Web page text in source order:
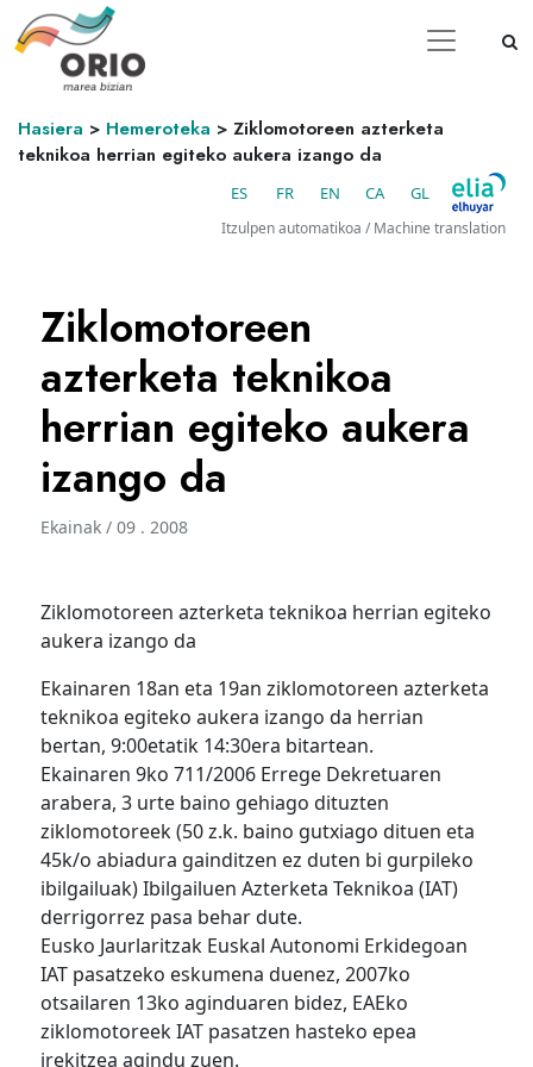
Hasiera > Hemeroteka > Ziklomotoreen azterketa
teknikoa herrian egiteko aukera izango da
ES FR EN CA GL
Itzulpen automatikoa / Machine translation
Ziklomotoreen
azterketa teknikoa
herrian egiteko aukera
izango da
Ekainak / 09 . 2008
Ziklomotoreen azterketa teknikoa herrian egiteko
aukera izango da
Ekainaren 18an eta 19an ziklomotoreen azterketa
teknikoa egiteko aukera izango da herrian
bertan, 9:00etatik 14:30era bitartean.
Ekainaren 9ko 711/2006 Errege Dekretuaren
arabera, 3 urte baino gehiago dituzten
ziklomotoreek (50 z.k. baino gutxiago dituen eta
45k/o abiadura gainditzen ez duten bi gurpileko
ibilgailuak) Ibilgailuen Azterketa Teknikoa (IAT)
derrigorrez pasa behar dute.
Eusko Jaurlaritzak Euskal Autonomi Erkidegoan
IAT pasatzeko eskumena duenez, 2007ko
otsailaren 13ko aginduaren bidez, EAEko
ziklomotoreek IAT pasatzen hasteko epea
irekitzea agindu zuen.